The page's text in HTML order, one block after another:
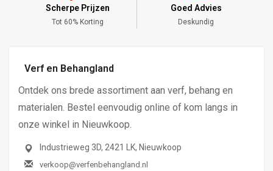
Scherpe Prijzen
Tot 60% Korting
Goed Advies
Deskundig
Verf en Behangland
Ontdek ons brede assortiment aan verf, behang en
materialen. Bestel eenvoudig online of kom langs in
onze winkel in Nieuwkoop.
Industrieweg 3D, 2421 LK, Nieuwkoop
verkoop@verfenbehangland.nl